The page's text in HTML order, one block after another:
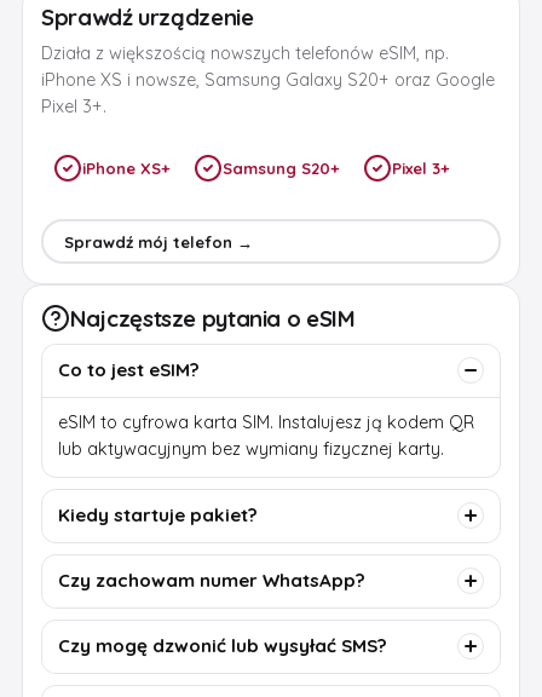
Sprawdź urządzenie
Działa z większością nowszych telefonów eSIM, np.
iPhone XS i nowsze, Samsung Galaxy S20+ oraz Google
Pixel 3+.
iPhone XS+ Samsung S20+ Pixel 3+
Sprawdź mój telefon →
Najczęstsze pytania o eSIM
Co to jest eSIM?
eSIM to cyfrowa karta SIM. Instalujesz ją kodem QR
lub aktywacyjnym bez wymiany fizycznej karty.
Kiedy startuje pakiet?
Czy zachowam numer WhatsApp?
Czy mogę dzwonić lub wysyłać SMS?